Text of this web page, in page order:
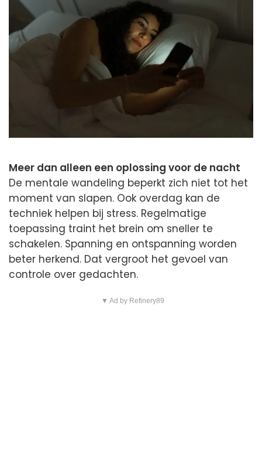
Meer dan alleen een oplossing voor de nacht
De mentale wandeling beperkt zich niet tot het
moment van slapen. Ook overdag kan de
techniek helpen bij stress. Regelmatige
toepassing traint het brein om sneller te
schakelen. Spanning en ontspanning worden
beter herkend. Dat vergroot het gevoel van
controle over gedachten.
▼ Ad by Refinery89